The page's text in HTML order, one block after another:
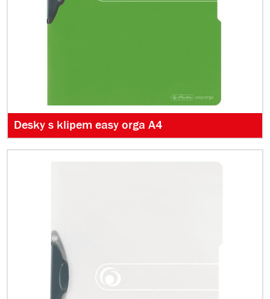
Desky s klipem easy orga A4